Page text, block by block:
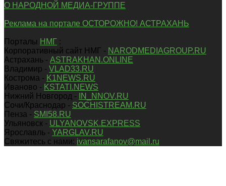
О НАРОДНОЙ МЕДИА-ГРУППЕ
Реклама на портале ОСТОРОЖНО! АСТРАХАНЬ
Порталы НМГ :
Корпоративный сайт НМГ - NARODMEDIAGROUP.RU
Астрахань - ASTRAKHAN.ONLINE
Владимир - VLAD33.RU
Кострома - K1NEWS.RU
Иваново - KSTATI.NEWS
Нижний Новгород -
IN_NNOV.RU
Сочи/Краснодар - SOCHISTREAM.RU
Пенза - SMI58.RU
Ульяновск - ULYANOVSK.EXPRESS
Ярославль - YARGLAV.RU
Свяжитесь с нами: ivansarafanov@mail.ru